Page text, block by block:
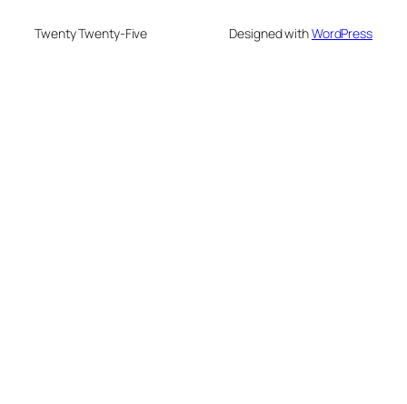
Twenty Twenty-Five Designed withWordPress